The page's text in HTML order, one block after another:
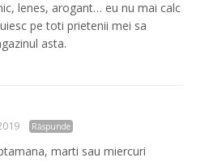
lenes, arogant… eu nu mai calc
pe toti prietenii mei sa
asta.
Răspunde
marti sau miercuri